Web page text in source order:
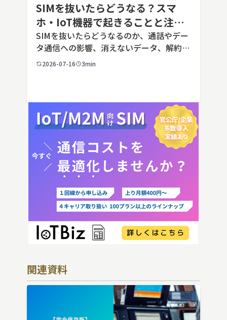
SIMを抜いたらどうなる？スマ
ホ・IoT機器で起きることと注意
点を解説
SIMを抜いたらどうなるのか、通話やデー
タ通信への影響、消えないデータ、解約や
端末譲渡時の注意点を整理。さらに法人・
2026-07-16 3min
関連資料